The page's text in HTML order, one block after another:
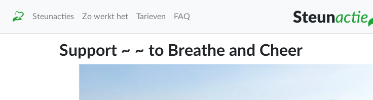
Steunacties Zo werkt het Tarieven FAQ
Support ~ ~ to Breathe and Cheer